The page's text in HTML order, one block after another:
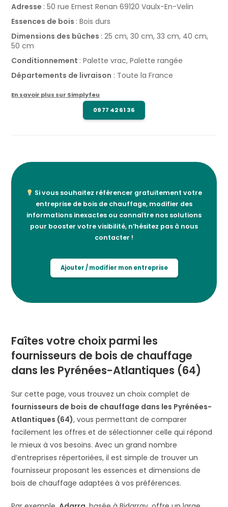
Adresse : 50 rue Ernest Renan 69120 Vaulx-En-Velin
Essences de bois : Bois durs
Dimensions des bûches : 25 cm, 30 cm, 33 cm, 40 cm,
50 cm
Conditionnement : Palette vrac, Palette rangée
Départements de livraison : Toute la France
En savoir plus sur Simplyfeu
09 77 42 61 36
Si vous souhaitez référencer gratuitement votre
entreprise de bois de chauffage, modifier des
informations inexactes ou connaître nos solutions
pour booster votre visibilité, n’hésitez pas à nous
contacter !
Ajouter / modifier mon entreprise
Faîtes votre choix parmi les
fournisseurs de bois de chauffage
dans les Pyrénées-Atlantiques (64)
Sur cette page, vous trouvez un choix complet de
fournisseurs de bois de chauffage dans les Pyrénées-
Atlantiques (64), vous permettant de comparer
facilement les offres et de sélectionner celle qui répond
le mieux à vos besoins. Avec un grand nombre
d’entreprises répertoriées, il est simple de trouver un
fournisseur proposant les essences et dimensions de
bois de chauffage adaptées à vos préférences.